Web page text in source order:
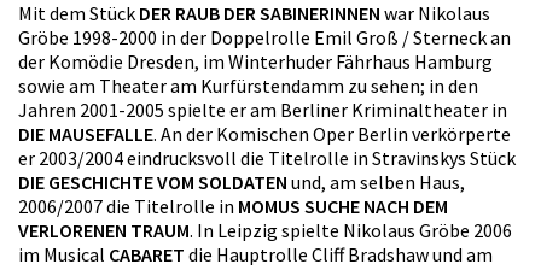
Mit dem Stück DER RAUB DER SABINERINNEN war Nikolaus
Gröbe 1998-2000 in der Doppelrolle Emil Groß / Sterneck an
der Komödie Dresden, im Winterhuder Fährhaus Hamburg
sowie am Theater am Kurfürstendamm zu sehen; in den
Jahren 2001-2005 spielte er am Berliner Kriminaltheater in
DIE MAUSEFALLE. An der Komischen Oper Berlin verkörperte
er 2003/2004 eindrucksvoll die Titelrolle in Stravinskys Stück
DIE GESCHICHTE VOM SOLDATEN und, am selben Haus,
2006/2007 die Titelrolle in MOMUS SUCHE NACH DEM
VERLORENEN TRAUM. In Leipzig spielte Nikolaus Gröbe 2006
im Musical CABARET die Hauptrolle Cliff Bradshaw und am